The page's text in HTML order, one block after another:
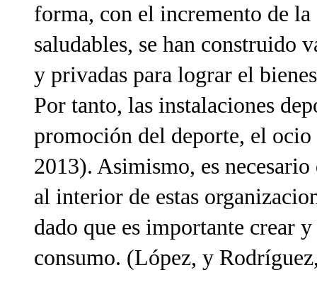
forma, con el incremento de
saludables, se han construido
y privadas para lograr el
Por tanto, las instalaciones
promoción del deporte, el
2013). Asimismo, es
al interior de estas
dado que es importante crear
consumo. (López, y